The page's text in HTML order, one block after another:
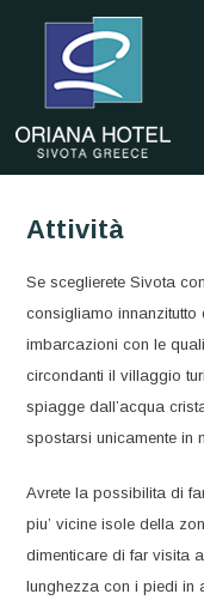
Attività
Se sceglierete Sivota
consigliamo
imbarcazioni con le
circondanti il villaggio
spiagge dall’acqua
spostarsi unicamente in
Avrete la possibilita di
piu’ vicine isole della
dimenticare di far visita
lunghezza con i piedi in